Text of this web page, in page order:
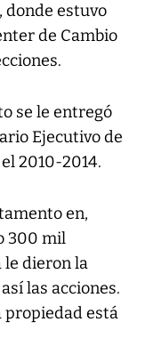
donde estuvo
de Cambio
se le entregó
Ejecutivo de
2010-2014.
en,
300 mil
le dieron la
las acciones.
propiedad está